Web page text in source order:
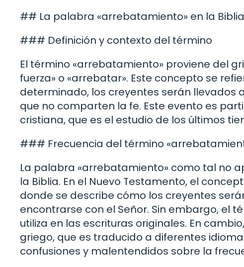
## La palabra «arrebatamiento» en la Biblia
### Definición y contexto del término
El término «arrebatamiento» proviene del
fuerza» o «arrebatar». Este concepto se
determinado, los creyentes serán llevados
que no comparten la fe. Este evento es
cristiana, que es el estudio de los últimos
### Frecuencia del término
La palabra «arrebatamiento» como tal no
la Biblia. En el Nuevo Testamento, el
donde se describe cómo los creyentes
encontrarse con el Señor. Sin embargo, el
utiliza en las escrituras originales. En
griego, que es traducido a diferentes
confusiones y malentendidos sobre la